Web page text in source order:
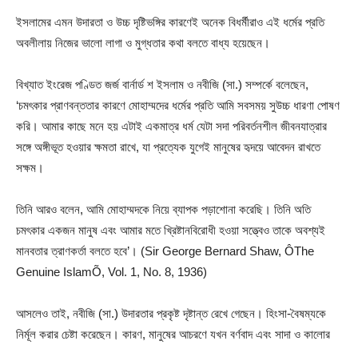
ইসলামের এমন উদারতা ও উচ্চ দৃষ্টিভঙ্গির কারণেই অনেক বিধর্মীরাও এই ধর্মের প্রতি
অবলীলায় নিজের ভালো লাগা ও মুগ্ধতার কথা বলতে বাধ্য হয়েছেন।
বিখ্যাত ইংরেজ পণ্ডিত জর্জ বার্নার্ড শ ইসলাম ও নবীজি (সা.) সম্পর্কে বলেছেন,
‘চমৎকার প্রাণবন্ততার কারণে মোহাম্মদের ধর্মের প্রতি আমি সবসময় সুউচ্চ ধারণা পোষণ
করি। আমার কাছে মনে হয় এটাই একমাত্র ধর্ম যেটা সদা পরিবর্তনশীল জীবনযাত্রার
সঙ্গে অঙ্গীভূত হওয়ার ক্ষমতা রাখে, যা প্রত্যেক যুগেই মানুষের হৃদয়ে আবেদন রাখতে
সক্ষম।
তিনি আরও বলেন, আমি মোহাম্মদকে নিয়ে ব্যাপক পড়াশোনা করেছি। তিনি অতি
চমৎকার একজন মানুষ এবং আমার মতে খ্রিষ্টানবিরোধী হওয়া সত্ত্বেও তাকে অবশ্যই
মানবতার ত্রাণকর্তা বলতে হবে’। (Sir George Bernard Shaw, ÔThe
Genuine IslamÕ, Vol. 1, No. 8, 1936)
আসলেও তাই, নবীজি (সা.) উদারতার প্রকৃষ্ট দৃষ্টান্ত রেখে গেছেন। হিংসা-বৈষম্যকে
নির্মূল করার চেষ্টা করেছেন। কারণ, মানুষের আচরণে যখন বর্ণবাদ এবং সাদা ও কালোর